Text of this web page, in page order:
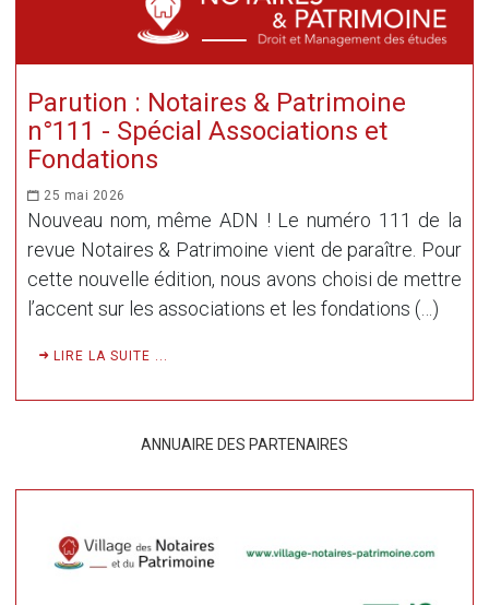
Parution : Notaires & Patrimoine
n°111 - Spécial Associations et
Fondations
25 mai 2026
Nouveau nom, même ADN ! Le numéro 111 de la
revue Notaires & Patrimoine vient de paraître. Pour
cette nouvelle édition, nous avons choisi de mettre
l’accent sur les associations et les fondations (…)
LIRE LA SUITE ...
ANNUAIRE DES PARTENAIRES